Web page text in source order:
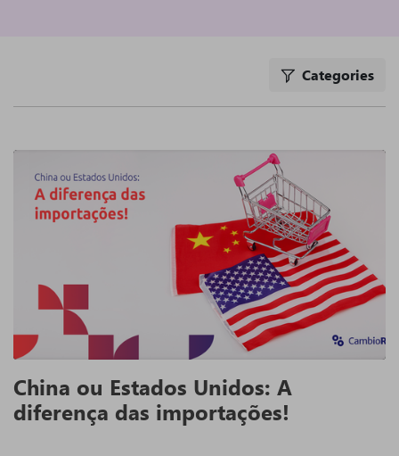
Categories
China ou Estados Unidos: A
diferença das importações!